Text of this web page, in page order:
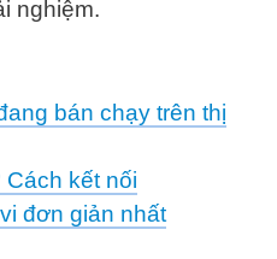
nghiệm.
bán chạy trên thị
Cách kết nối
đơn giản nhất